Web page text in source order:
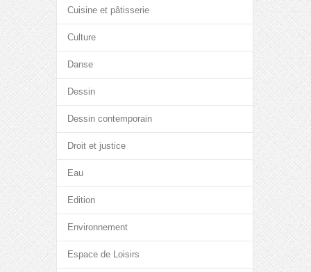
Cuisine et pâtisserie
Culture
Danse
Dessin
Dessin contemporain
Droit et justice
Eau
Edition
Environnement
Espace de Loisirs